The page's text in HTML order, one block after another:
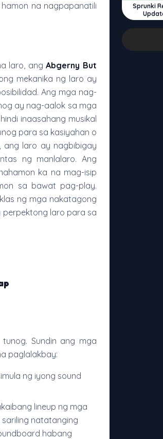
na nagpapanatili
laro, angAbgerny But
mekanika ng laro ay
Ang mga nag-
ay nag-aalok sa mga
inaasahang musikal
para sa kasiyahan o
ang laro ay nagbibigay
ng manlalaro. Ang
ka na mag-isip
sa bawat pag-play.
ng mga nakatagong
perpektong laro para sa
Sundin ang mga
paglalakbay:
ng iyong sound
lineup ng mga
natatanging
habang
Sprunki